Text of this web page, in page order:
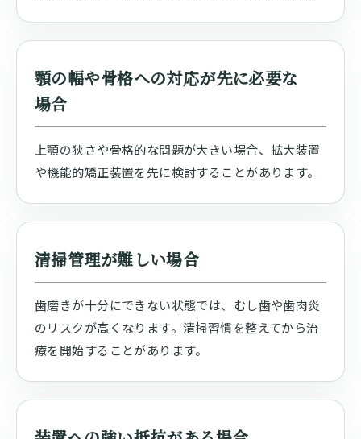
顎の幅や骨格への対応が先に必要な
場合
上顎の狭さや骨格的な問題が大きい場合、拡大装置
や機能的矯正装置を先に検討することがあります。
清掃管理が難しい場合
歯磨きが十分にできない状態では、むし歯や歯肉炎
のリスクが高くなります。清掃習慣を整えてから治
療を開始することがあります。